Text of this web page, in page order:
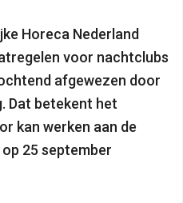
Horeca Nederland
voor nachtclubs
afgewezen door
Dat betekent het
kan werken aan de
25 september